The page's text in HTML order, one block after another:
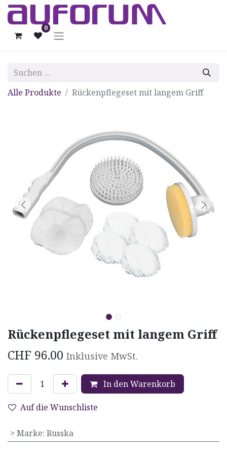
0
Alle Produkte Rückenpflegeset mit langem Griff
Rückenpflegeset mit langem Griff
CHF 96.00 Inklusive MwSt.
In den Warenkorb
Auf die Wunschliste
> Marke: Russka